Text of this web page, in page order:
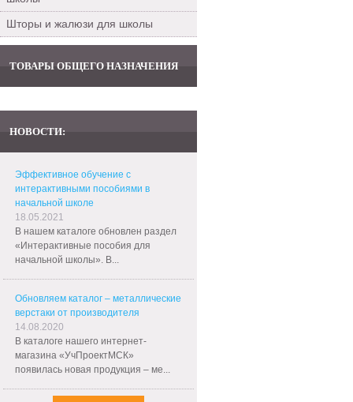
Шторы и жалюзи для школы
ТОВАРЫ ОБЩЕГО НАЗНАЧЕНИЯ
НОВОСТИ:
Эффективное обучение с
интерактивными пособиями в
начальной школе
18.05.2021
В нашем каталоге обновлен раздел
«Интерактивные пособия для
начальной школы». В...
Обновляем каталог – металлические
верстаки от производителя
14.08.2020
В каталоге нашего интернет-
магазина «УчПроектМСК»
появилась новая продукция – ме...